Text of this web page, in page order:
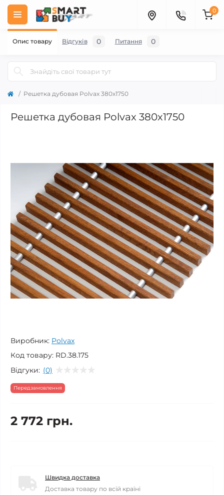
0
Решетка дубовая Polvax 380х1750
Решетка дубовая Polvax 380х1750
Виробник: Polvax
Код товару: RD.38.175
Відгуки: (0)
Передзамовлення
2 772 грн.
Швидка доставка
Доставка товару по всій країні
Опис товару Відгуків 0 Питання 0